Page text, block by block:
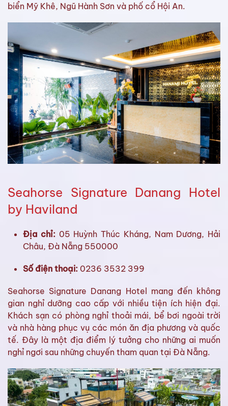
biển Mỹ Khê, Ngũ Hành Sơn và phố cổ Hội An.
Seahorse Signature Danang Hotel
by Haviland
Địa chỉ:05 Huỳnh Thúc Kháng, Nam Dương, Hải
Châu, Đà Nẵng 550000
Số điện thoại: 0236 3532 399
Seahorse Signature Danang Hotel mang đến không
gian nghỉ dưỡng cao cấp với nhiều tiện ích hiện đại.
Khách sạn có phòng nghỉ thoải mái, bể bơi ngoài trời
và nhà hàng phục vụ các món ăn địa phương và quốc
tế. Đây là một địa điểm lý tưởng cho những ai muốn
nghỉ ngơi sau những chuyến tham quan tại Đà Nẵng.